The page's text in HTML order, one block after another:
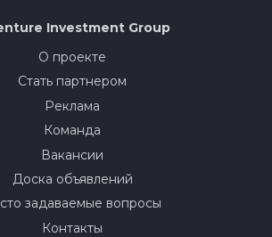
Investment Group
О проекте
Стать партнером
Реклама
Команда
Вакансии
Доска объявлений
задаваемые вопросы
Контакты